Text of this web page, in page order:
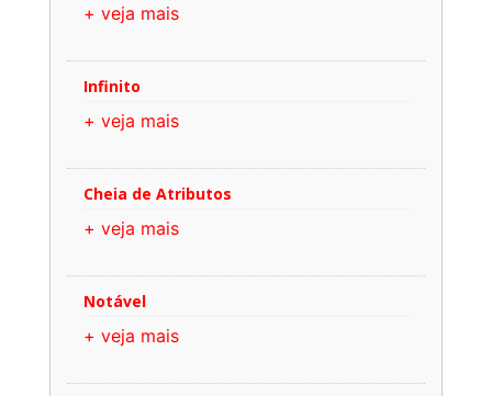
+ veja mais
Infinito
+ veja mais
Cheia de Atributos
+ veja mais
Notável
+ veja mais